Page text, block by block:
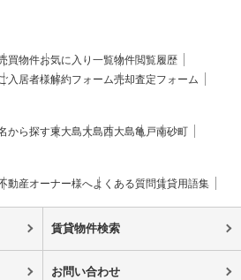
買物件お気に入り一覧物件閲覧履歴
入居者様解約フォーム売却査定フォーム
から探す東大島大島西大島亀戸南砂町
動産オーナー様へよくある質問賃貸用語集
賃貸物件検索
お問い合わせ